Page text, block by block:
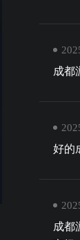
成都
好的
成都